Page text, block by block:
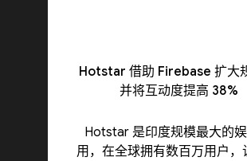
Hotstar 借助 Firebase 扩大
并将互动度提高 38%
Hotstar 是印度规模最大的
用，在全球拥有数百万用户，